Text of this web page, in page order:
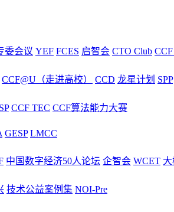
委会议 YEF FCES 启智会 CTO Club
CCF@U（走进高校） CCD 龙星计划 SPP
CCF TEC CCF算法能力大赛
GESP LMCC
中国数字经济50人论坛 企智会 WCET
技术公益案例集 NOI-Pre